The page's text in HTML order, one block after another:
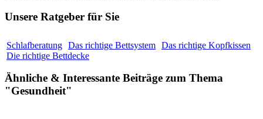
Unsere Ratgeber für Sie
Schlafberatung Das richtige Bettsystem Das richtige Kopfkissen
Die richtige Bettdecke
Ähnliche & Interessante Beiträge zum Thema
"Gesundheit"